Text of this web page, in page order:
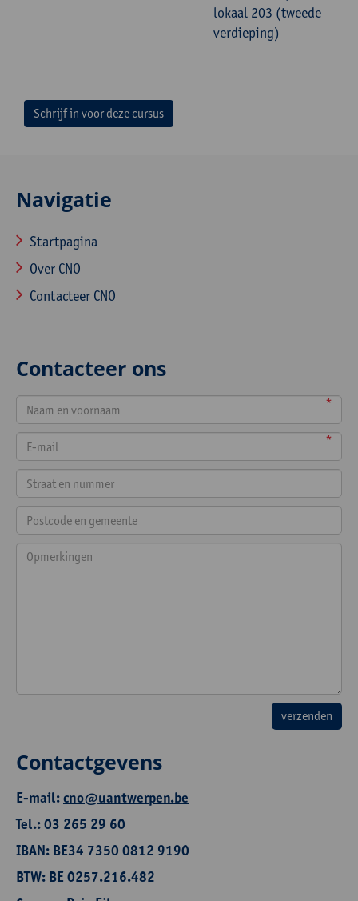
lokaal 203 (tweede
verdieping)
Schrijf in voor deze cursus
Navigatie
Startpagina
Over CNO
Contacteer CNO
Contacteer ons
*
*
Contactgevens
E-mail:cno@uantwerpen.be
Tel.: 03 265 29 60
IBAN: BE34 7350 0812 9190
BTW: BE 0257.216.482